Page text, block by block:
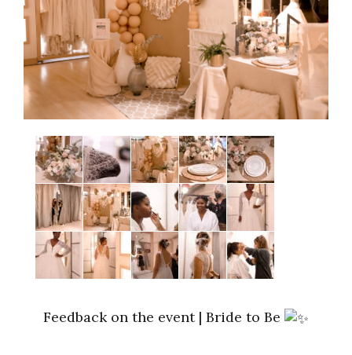
Feedback on the event | Bride to Be